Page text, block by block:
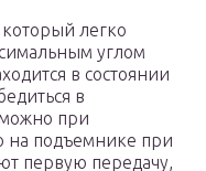
легко
углом
в состоянии
в
при
на подъемнике при
первую передачу,